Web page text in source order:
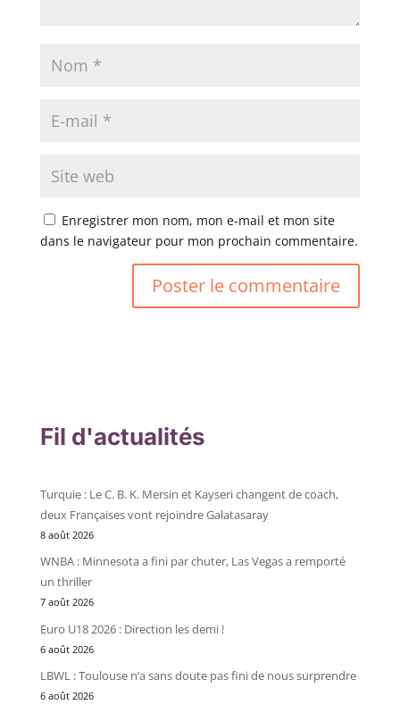
Enregistrer mon nom, mon e-mail et mon site
dans le navigateur pour mon prochain commentaire.
Fil d'actualités
Turquie : Le C. B. K. Mersin et Kayseri changent de coach,
deux Françaises vont rejoindre Galatasaray
8 août 2026
WNBA : Minnesota a fini par chuter, Las Vegas a remporté
un thriller
7 août 2026
Euro U18 2026 : Direction les demi !
6 août 2026
LBWL : Toulouse n’a sans doute pas fini de nous surprendre
6 août 2026